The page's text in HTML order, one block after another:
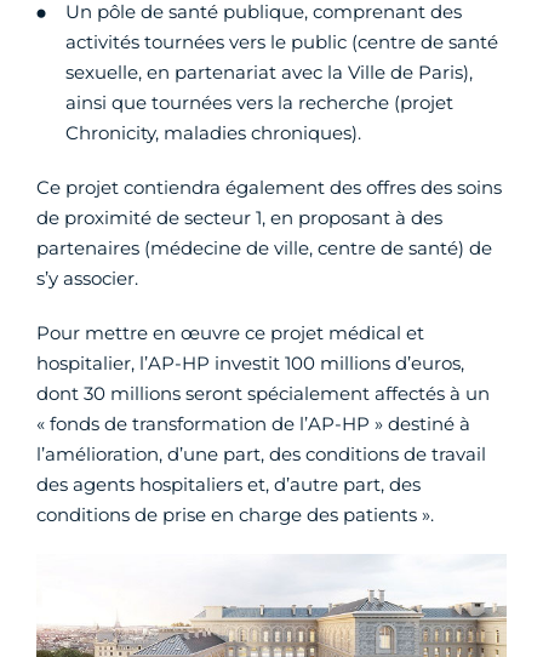
Un pôle de santé publique, comprenant des
activités tournées vers le public (centre de santé
sexuelle, en partenariat avec la Ville de Paris),
ainsi que tournées vers la recherche (projet
Chronicity, maladies chroniques).
Ce projet contiendra également des offres des soins
de proximité de secteur 1, en proposant à des
partenaires (médecine de ville, centre de santé) de
s’y associer.
Pour mettre en œuvre ce projet médical et
hospitalier, l’AP-HP investit 100 millions d’euros,
dont 30 millions seront spécialement affectés à un
« fonds de transformation de l’AP-HP » destiné à
l’amélioration, d’une part, des conditions de travail
des agents hospitaliers et, d’autre part, des
conditions de prise en charge des patients ».